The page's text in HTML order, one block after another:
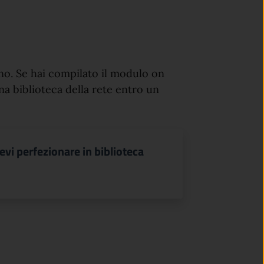
Se hai compilato il modulo on
biblioteca della rete entro un
perfezionare in biblioteca